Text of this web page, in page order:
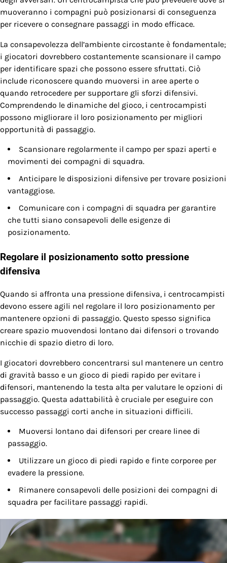
muoveranno i compagni può posizionarsi di conseguenza
per ricevere o consegnare passaggi in modo efficace.
La consapevolezza dell’ambiente circostante è fondamentale;
i giocatori dovrebbero costantemente scansionare il campo
per identificare spazi che possono essere sfruttati. Ciò
include riconoscere quando muoversi in aree aperte o
quando retrocedere per supportare gli sforzi difensivi.
Comprendendo le dinamiche del gioco, i centrocampisti
possono migliorare il loro posizionamento per migliori
opportunità di passaggio.
Scansionare regolarmente il campo per spazi aperti e
movimenti dei compagni di squadra.
Anticipare le disposizioni difensive per trovare posizioni
vantaggiose.
Comunicare con i compagni di squadra per garantire
che tutti siano consapevoli delle esigenze di
posizionamento.
Regolare il posizionamento sotto pressione
difensiva
Quando si affronta una pressione difensiva, i centrocampisti
devono essere agili nel regolare il loro posizionamento per
mantenere opzioni di passaggio. Questo spesso significa
creare spazio muovendosi lontano dai difensori o trovando
nicchie di spazio dietro di loro.
I giocatori dovrebbero concentrarsi sul mantenere un centro
di gravità basso e un gioco di piedi rapido per evitare i
difensori, mantenendo la testa alta per valutare le opzioni di
passaggio. Questa adattabilità è cruciale per eseguire con
successo passaggi corti anche in situazioni difficili.
Muoversi lontano dai difensori per creare linee di
passaggio.
Utilizzare un gioco di piedi rapido e finte corporee per
evadere la pressione.
Rimanere consapevoli delle posizioni dei compagni di
squadra per facilitare passaggi rapidi.